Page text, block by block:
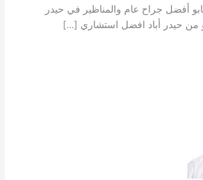
أفضل جراح عام والمناظير في حيدر
من حيدر أباد افضل استشاري […]